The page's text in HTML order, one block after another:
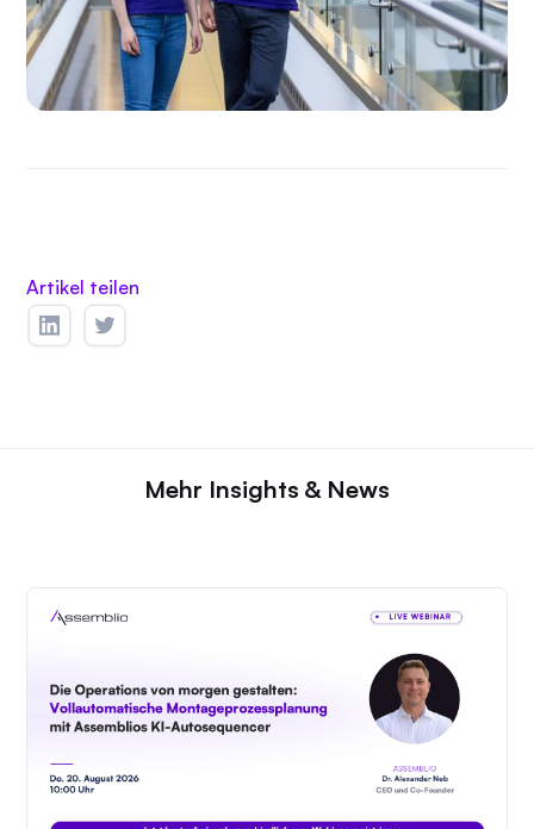
Artikel teilen
Mehr Insights & News